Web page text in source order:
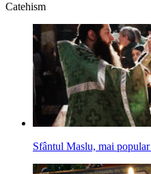
Catehism
Sfântul Maslu, mai